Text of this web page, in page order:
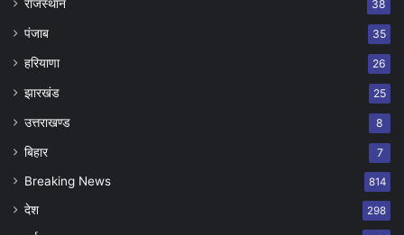
राजस्थान 38
पंजाब 35
हरियाणा 26
झारखंड 25
उत्तराखण्ड 8
बिहार 7
Breaking News 814
देश 298